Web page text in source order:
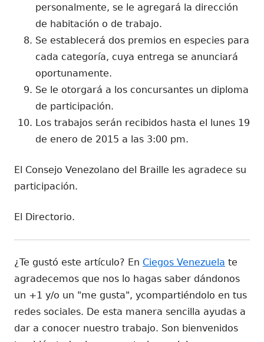
personalmente, se le agregará la dirección
de habitación o de trabajo.
Se establecerá dos premios en especies para
cada categoría, cuya entrega se anunciará
oportunamente.
Se le otorgará a los concursantes un diploma
de participación.
Los trabajos serán recibidos hasta el lunes 19
de enero de 2015 a las 3:00 pm.
El Consejo Venezolano del Braille les agradece su
participación.
El Directorio.
¿Te gustó este artículo? En Ciegos Venezuela te
agradecemos que nos lo hagas saber dándonos
un +1 y/o un "me gusta", ycompartiéndolo en tus
redes sociales. De esta manera sencilla ayudas a
dar a conocer nuestro trabajo. Son bienvenidos